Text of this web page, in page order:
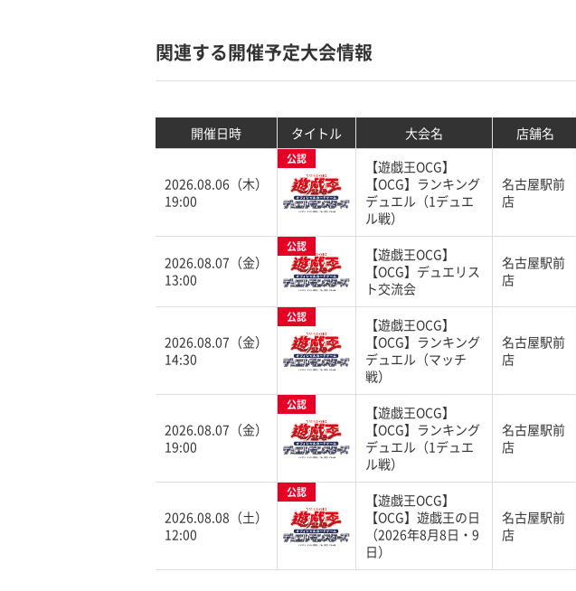
関連する開催予定大会情報
開催日時 タイトル 大会名 店舗名
2026.08.06（木）
19:00
公認
【遊戯王OCG】
【OCG】ランキング
デュエル（1デュエ
ル戦）
名古屋駅前
店
2026.08.07（金）
13:00
公認
【遊戯王OCG】
【OCG】デュエリス
ト交流会
名古屋駅前
店
2026.08.07（金）
14:30
公認
【遊戯王OCG】
【OCG】ランキング
デュエル（マッチ
戦）
名古屋駅前
店
2026.08.07（金）
19:00
公認
【遊戯王OCG】
【OCG】ランキング
デュエル（1デュエ
ル戦）
名古屋駅前
店
2026.08.08（土）
12:00
公認
【遊戯王OCG】
【OCG】遊戯王の日
（2026年8月8日・9
日）
名古屋駅前
店